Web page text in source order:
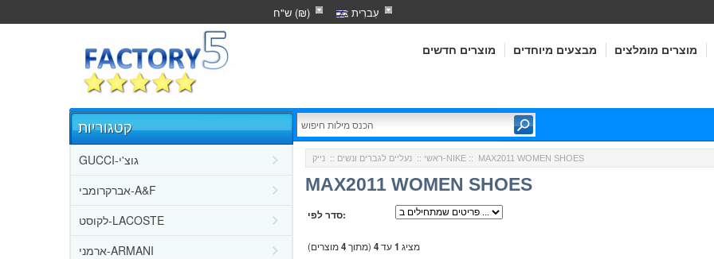
עִברִית ש"ח (₪)
מוצרים חדשים מבצעים מיוחדים מוצרים מומלצים
קטגוריות
GUCCI-גוצ'י
אברקרומבי-A&F
לקוסט-LACOSTE
ארמני-ARMANI
ראשי :: נעליים לגברים ונשים :: נייק-NIKE :: MAX2011 WOMEN SHOES
MAX2011 WOMEN SHOES
סדר לפי:
מציג 1עד4(מתוך4מוצרים)